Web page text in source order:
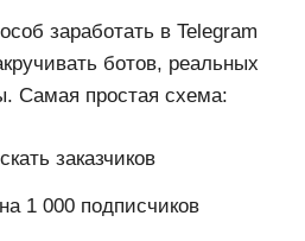
заработать в Telegram
ботов, реальных
Самая простая схема:
заказчиков
1 000 подписчиков